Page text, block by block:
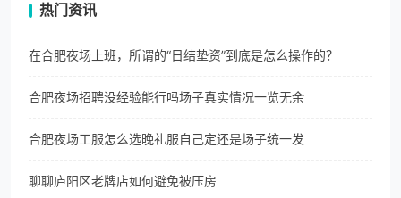
热门资讯
在合肥夜场上班，所谓的“日结垫资”到底是怎么操作的？
合肥夜场招聘没经验能行吗场子真实情况一览无余
合肥夜场工服怎么选晚礼服自己定还是场子统一发
聊聊庐阳区老牌店如何避免被压房